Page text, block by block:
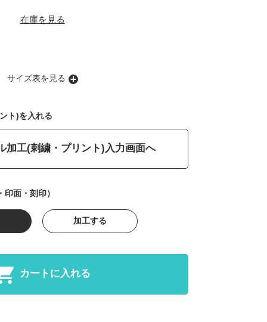
在庫を見る
サイズ表を見る
ト)を入れる
加工(刺繍・プリント)入力画面へ
面・刻印）
加工する
カートに入れる